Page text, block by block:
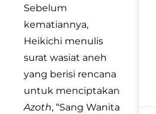
Sebelum
kematiannya,
Heikichi menulis
surat wasiat aneh
yang berisi rencana
untuk menciptakan
Azoth, “Sang Wanita